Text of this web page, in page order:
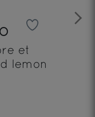
Next
et
lemon